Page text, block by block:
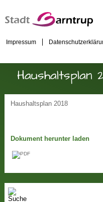
Impressum
Haushaltsplan
Haushaltsplan 2018
Dokument herunter laden